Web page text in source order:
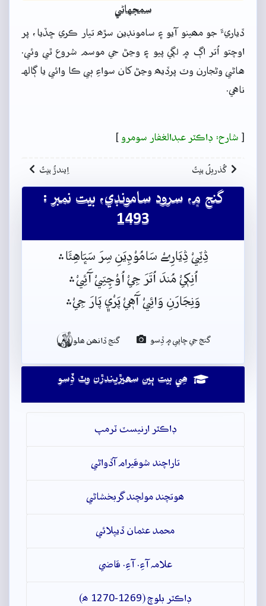
سمجهاڻي
ڏياريءَ جو مھينو آيو ۽ سامونڊين سڙھ تيار ڪري ڇڏيا، پر
اوچتو اُتر اڳ ۾ لڳي پيو ۽ وڃڻ جي موسم شروع ٿي وئي.
هاڻي وڻجارن وٽ پرڏيھ وڃڻ کان سواءِ ٻي ڪا وائي يا ڳالهہ
ناهي.
[ شارح: ڊاڪٽر عبدالغفار سومرو ]
گُذريلُ بيتُ اِيندڙُ بيتُ
گنج ۾، سرود سامونڊي، بيت نمبر :
1493
ڎِٽِيْ ڎِيَارِےْ سَامُوْڊِيَنِ سِرَ سَڀَاهِئَا﮶
اُنِکٖيْ مُندَ اُتَرَ جِيْ اُوْچِتِيْ آَئِيْ﮶
وَنِجَارَنِ وَائِيْ آَهٖيْ پَرْي﮼ پَارَ جِيْ﮶
گنج جي ڇاپي ۾ ڏِسو گنج ڏانھن ھلو
ھِي بيت ٻين سھيڙيندڙن وٽ ڏِسو
ڊاڪٽر ارنيسٽ ٽرمپ
تاراچند شوقيرام آڏواڻي
ھوتچند مولچند گربخشاڻي
محمد عثمان ڏيپلائي
علامہ آءِ. آءِ. قاضي
ڊاڪٽر بلوچ (1269-1270 ھ)